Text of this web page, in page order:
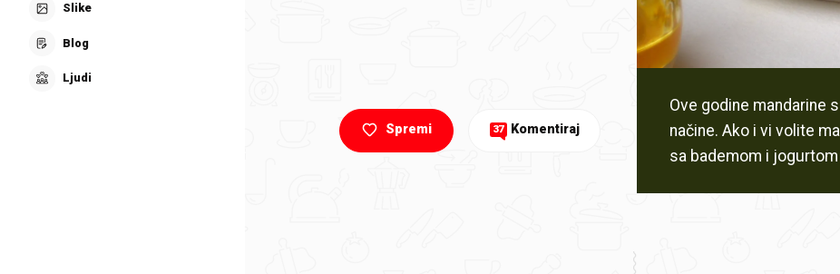
Slike
Blog
Ljudi
Ove godine mandarine
načine. Ako i vi volite
sa bademom i
Spremi 37 Komentiraj